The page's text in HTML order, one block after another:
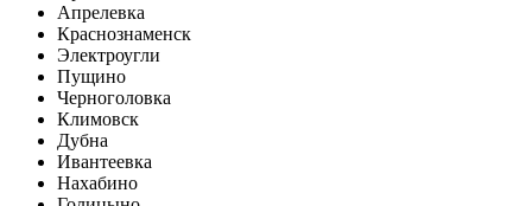
Апрелевка
Краснознаменск
Электроугли
Пущино
Черноголовка
Климовск
Дубна
Ивантеевка
Нахабино